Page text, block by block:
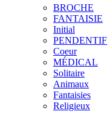
BROCHE
FANTAISIE
Initial
PENDENTIF
Coeur
MÉDICAL
Solitaire
Animaux
Fantaisies
Religieux